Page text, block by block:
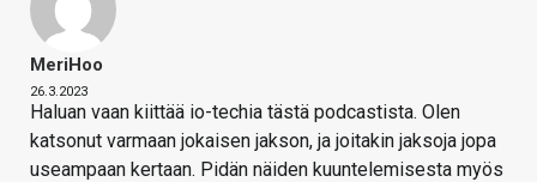
MeriHoo
26.3.2023
Haluan vaan kiittää io-techia tästä podcastista. Olen
katsonut varmaan jokaisen jakson, ja joitakin jaksoja jopa
useampaan kertaan. Pidän näiden kuuntelemisesta myös